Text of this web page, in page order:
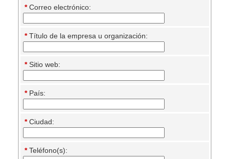
* Correo electrónico:
* Título de la empresa u organización:
* Sitio web:
* País:
* Ciudad:
* Teléfono(s):